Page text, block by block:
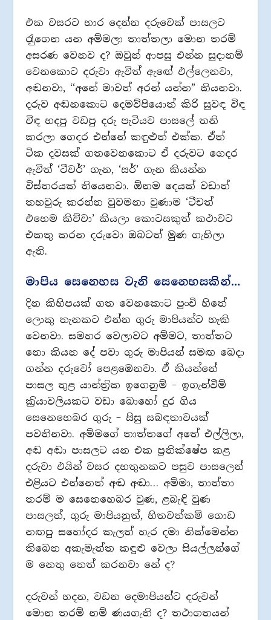
එක වසරට භාර දෙන්න දරුවෙක් පාසලට
රැුගෙන යන අම්මලා තාත්තලා මොන තරම්
අසරණ වෙනව ද? ඔවුන් ආපසු එන්න සූදානම්
වෙනකොට දරුවා ඇවිත් ඇඟේ එල්ලෙනවා,
අඬනවා, ‘‘අනේ මාවත් අරන් යන්න” කියනවා.
දරුව අඬනකොට දෙමව්පියොත් කිරි සුවඳ විඳ
විඳ හදපු වඩපු දරු පැටියව පාසලේ තනි
කරලා ගෙදර එන්නේ කඳුළුත් එක්ක. ඒත්
ටික දවසක් ගතවෙනකොට ඒ දරුවට ගෙදර
ඇවිත් ‘ටීචර්’ ගැන, ‘සර්’ ගැන කියන්න
විස්තරයක් තියෙනවා. ඕනම දෙයක් වඩාත්
තහවුරු කරන්න වුවමනා වුණාම ‘ටීචත්
එහෙම කිව්වා’ කියලා කොටසකුත් කථාවට
එකතු කරන දරුවො ඔබටත් මුණ ගැහිලා
ඇති.
මාපිය සෙනෙහස වැනි සෙනෙහසකින්…
දින කිහිපයක් ගත වෙනකොට පුංචි හිතේ
ලොකු තැනකට එන්න ගුරු මාපියන්ට හැකි
වෙනවා. සමහර වෙලාවට අම්මට, තාත්තට
නො කියන දේ පවා ගුරු මාපියන් සමඟ බෙදා
ගන්න දරුවෝ පෙළඹෙනවා. ඒ කියන්නේ
පාසල තුළ යාන්ත‍්‍රික ඉගෙනුම් – ඉගැන්වීම්
ක‍්‍රියාවලියකට වඩා බොහෝ දුර ගිය
සෙනෙහෙබර ගුරු – සිසු සබඳතාවයක්
පවතිනවා. අම්මගේ තාත්තගේ අතේ එල්ලිලා,
අඬ අඬා පාසලට යන එක ප‍්‍රතික්ෂේප කළ
දරුවා එයින් වසර දහතුනකට පසුව පාසලෙන්
එළියට එන්නෙත් අඬ අඬා… අම්මා, තාත්තා
තරම් ම සෙනෙහෙබර වුණ, ළබැඳි වුණ
පාසලත්, ගුරු මාපියනුත්, හිතවත්කම් ගොඩ
නඟපු සහෝදර කැලත් හැර දමා නික්මෙන්න
තිබෙන අකැමැත්ත කඳුළු වෙලා සියල්ලන්ගේ
ම නෙතු තෙත් කරනවා නේ ද?
දරුවන් හදන, වඩන දෙමාපියන්ට දරුවන්
මොන තරම් නම් ණයගැති ද? තථාගතයන්